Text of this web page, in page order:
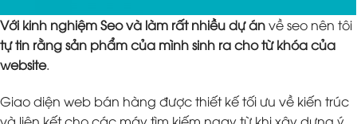
Với kinh nghiệm Seo và làm rất nhiều dự ánvề seo nên tôi
tự tin rằng sản phẩm của mình sinh ra cho từ khóa của
website.
Giao diện web bán hàng được thiết kế tối ưu về kiến trúc